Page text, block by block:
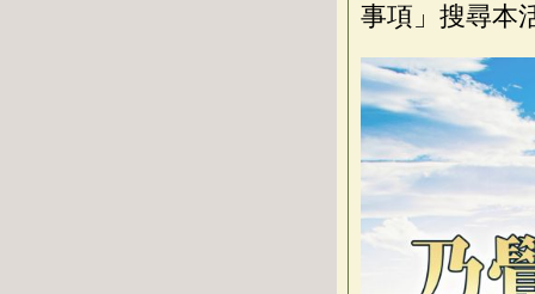
事項」搜尋本